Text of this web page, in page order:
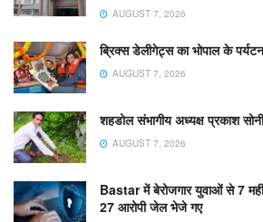
AUGUST 7, 2026
ब्रिक्स डेलीगेट्स का भोपाल के
AUGUST 7, 2026
शहडोल संभागीय अध्यक्ष प्रकाश
AUGUST 7, 2026
Bastar में बेरोजगार युवाओं से 7
27 आरोपी जेल भेजे गए